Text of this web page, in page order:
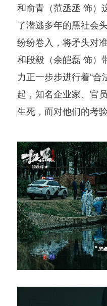
和俞青（范丞丞 饰）
了潜逃多年的黑社会
纷纷卷入，将矛头对
和段毅（余皑磊 饰）
力正一步步进行着“合
起，知名企业家、官
生死，而对他们的考